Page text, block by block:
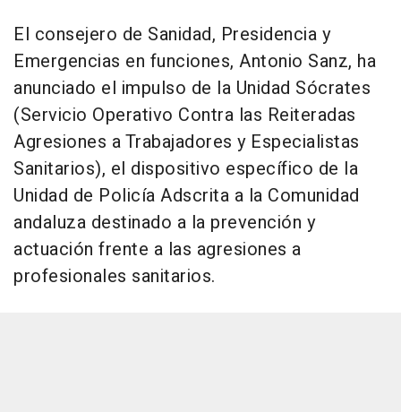
El consejero de Sanidad, Presidencia y
Emergencias en funciones, Antonio Sanz, ha
anunciado el impulso de la Unidad Sócrates
(Servicio Operativo Contra las Reiteradas
Agresiones a Trabajadores y Especialistas
Sanitarios), el dispositivo específico de la
Unidad de Policía Adscrita a la Comunidad
andaluza destinado a la prevención y
actuación frente a las agresiones a
profesionales sanitarios.